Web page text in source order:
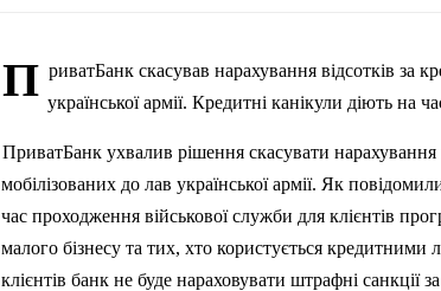
П риватБанк скасував нарахування відсотків за
української армії. Кредитні канікули діють на
ПриватБанк ухвалив рішення скасувати нарахування
мобілізованих до лав української армії. Як
час проходження військової служби для клієнтів
малого бізнесу та тих, хто користується кредитними
клієнтів банк не буде нараховувати штрафні санкції